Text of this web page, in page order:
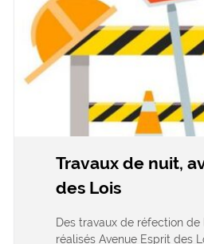
Travaux de nuit,
des Lois
Des travaux de réfection de
réalisés Avenue Esprit des